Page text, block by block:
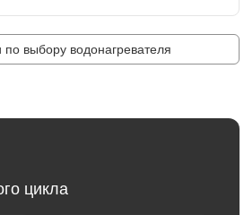
выбору водонагревателя
цикла